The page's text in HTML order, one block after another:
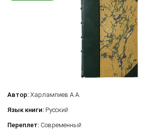
Автор: Харлампиев А.А.
Язык книги: Русский
Переплет: Современный